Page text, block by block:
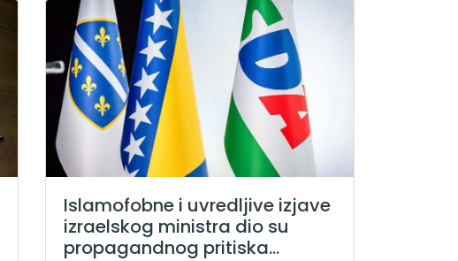
Islamofobne i uvredljive izjave
izraelskog ministra dio su
propagandnog pritiska...